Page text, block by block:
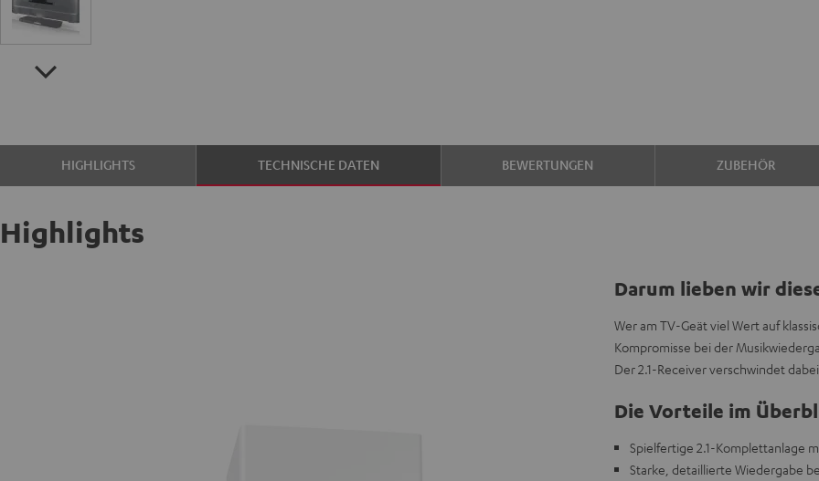
HIGHLIGHTS TECHNISCHE DATEN BEWERTUNGEN ZUBEHÖR
Highlights
Darum lieben wir
Wer am TV-Geät viel Wert auf
Kompromisse bei der
Der 2.1-Receiver verschwindet
Die Vorteile im
Spielfertige 2.1-Komplettanlage
Starke, detaillierte Wiedergabe